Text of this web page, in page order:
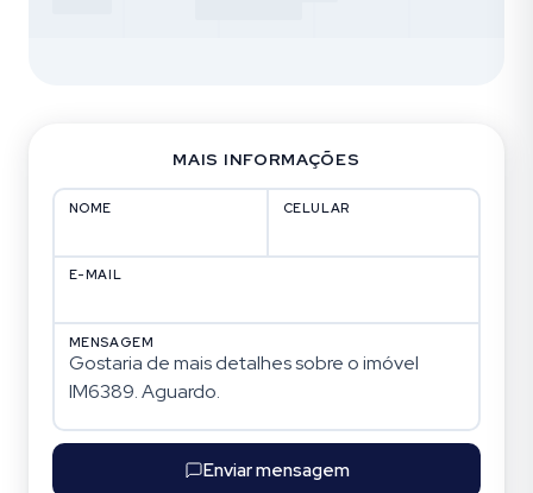
MAIS INFORMAÇÕES
NOME CELULAR
E-MAIL
MENSAGEM
Enviar mensagem